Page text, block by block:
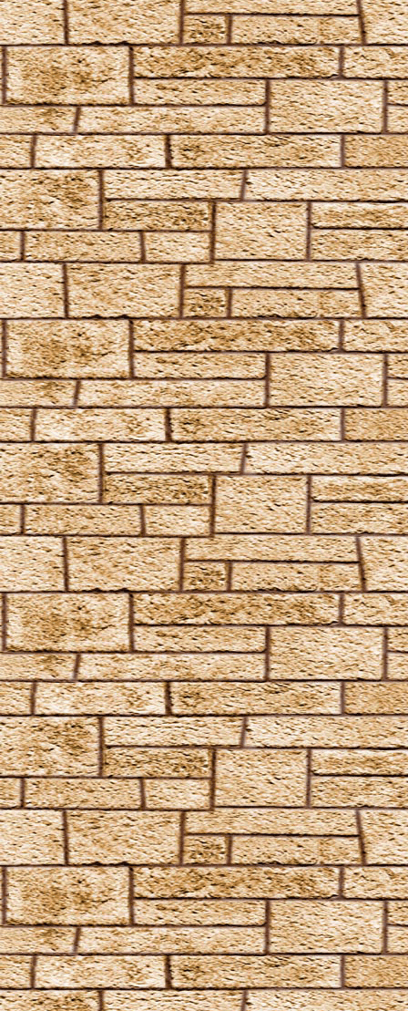
Rictusempra
Schluck Schnecken
Sectumsempra
Serpensortia
Silencio
Stupor
Tarantallegra
Transmutations-Tortur
Ventus
Verdimillious
Wabbelbein-Fluch
Zunge-Fessel-Fluch
Heilzauber
Anapneo
Brackium Emendo
Eingeweide-Ausweide-Fluch
Enervate
Episkey
Ferula
Rennervate
Surgito
Vulnera Sanentur
Unverzeihliche Flüche
Avada Kedavra
Crucio
Imperio
Verteidigungszauber
Aqua Eructo
Arania Exumai
Arresto Momentum
Brachiabindo
Cave Inimicum
Confundo
Deletrius
Desillusio­nierungszauber
Duro
Emancipare
Entlifors
Expecto Patronum
Expelliarmus
Fianto Duri
Fidelius-Zauber
Finite Incantatem
Finite
Fumos
Goldene Flämmchen
Homenum revelio
Homorphus-Zauber
Immobilus
Impedimenta
Imperturbatio
Incarcerus
Inflatus
Liberacorpus
Muffliato
Nebulus
Partis Temporus
Peskiwichteli Pesternomi
Protego
Protego Diabolica
Protego Horribilis
Protego Maxima
Protego Totalum
Pullus
Relaschio
Repello Inimicum
Repello Muggeltum
Riddikulus
Salvio Hexia
Snufflifors
Türblockierende Flammen
Vermiculus
Vipera Evanesca